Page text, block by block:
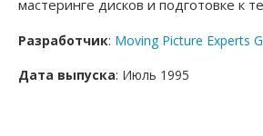
мастеринге дисков и подготовке к
Разработчик: Moving Picture Experts
Дата выпуска: Июль 1995